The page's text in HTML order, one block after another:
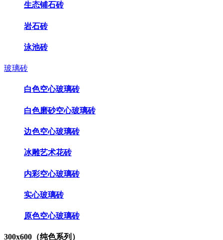
生态铺石砖
岩石砖
泳池砖
玻璃砖
白色空心玻璃砖
白色磨砂空心玻璃砖
边色空心玻璃砖
冰雕艺术花砖
内彩空心玻璃砖
实心玻璃砖
原色空心玻璃砖
300x600（纯色系列）